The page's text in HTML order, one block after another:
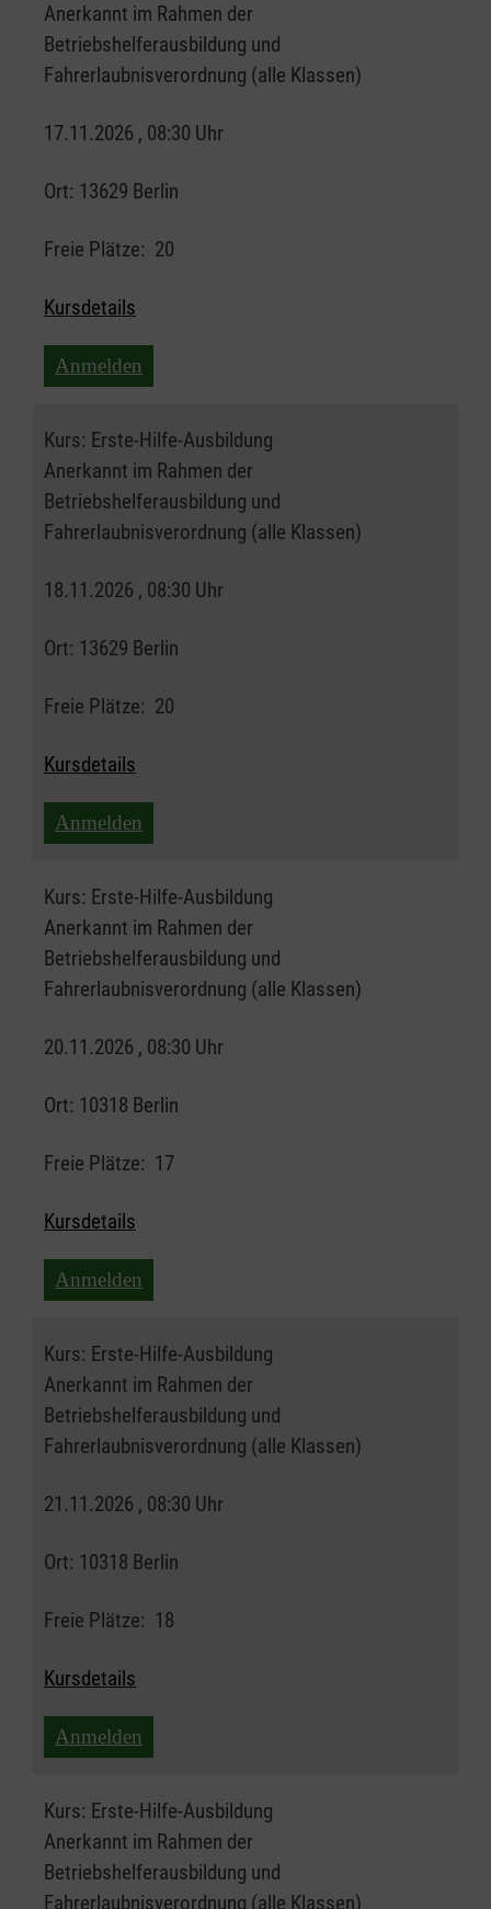
Anerkannt im Rahmen der
Betriebshelferausbildung und
Fahrerlaubnisverordnung (alle Klassen)
17.11.2026 , 08:30 Uhr
Ort: 13629 Berlin
Freie Plätze: 20
Kursdetails
Anmelden
Kurs: Erste-Hilfe-Ausbildung
Anerkannt im Rahmen der
Betriebshelferausbildung und
Fahrerlaubnisverordnung (alle Klassen)
18.11.2026 , 08:30 Uhr
Ort: 13629 Berlin
Freie Plätze: 20
Kursdetails
Anmelden
Kurs: Erste-Hilfe-Ausbildung
Anerkannt im Rahmen der
Betriebshelferausbildung und
Fahrerlaubnisverordnung (alle Klassen)
20.11.2026 , 08:30 Uhr
Ort: 10318 Berlin
Freie Plätze: 17
Kursdetails
Anmelden
Kurs: Erste-Hilfe-Ausbildung
Anerkannt im Rahmen der
Betriebshelferausbildung und
Fahrerlaubnisverordnung (alle Klassen)
21.11.2026 , 08:30 Uhr
Ort: 10318 Berlin
Freie Plätze: 18
Kursdetails
Anmelden
Kurs: Erste-Hilfe-Ausbildung
Anerkannt im Rahmen der
Betriebshelferausbildung und
Fahrerlaubnisverordnung (alle Klassen)